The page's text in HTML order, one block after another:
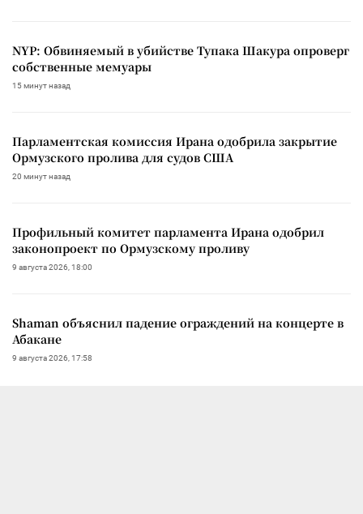
NYP: Обвиняемый в убийстве Тупака Шакура опроверг
собственные мемуары
15 минут назад
Парламентская комиссия Ирана одобрила закрытие
Ормузского пролива для судов США
20 минут назад
Профильный комитет парламента Ирана одобрил
законопроект по Ормузскому проливу
9 августа 2026, 18:00
Shaman объяснил падение ограждений на концерте в
Абакане
9 августа 2026, 17:58